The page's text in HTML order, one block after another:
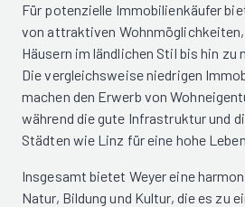
Für potenzielle Immobilienkäufer
von attraktiven
Häusern im ländlichen Stil bis hin
Die vergleichsweise niedrigen
machen den Erwerb von
während die gute Infrastruktur und
Städten wie Linz für eine hohe
Insgesamt bietet Weyer eine
Natur, Bildung und Kultur, die es zu